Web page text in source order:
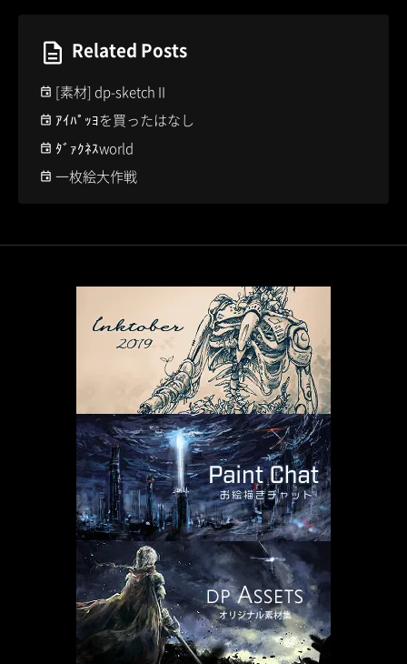
Related Posts
[素材] dp-sketch II
ｱｲﾊﾟｯﾖを買ったはなし
ﾀﾞｧｸﾈｽworld
一枚絵大作戦